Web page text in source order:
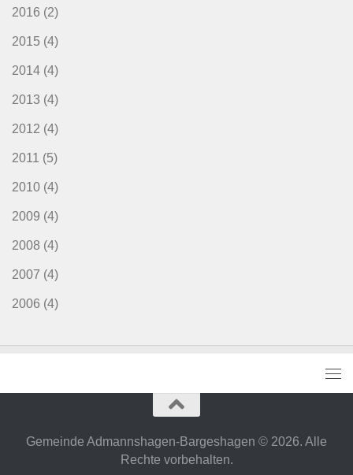
2016 (2)
2015 (4)
2014 (4)
2013 (4)
2012 (4)
2011 (5)
2010 (4)
2009 (4)
2008 (4)
2007 (4)
2006 (4)
Gemeinde Admannshagen-Bargeshagen © 2026. Alle
Rechte vorbehalten.